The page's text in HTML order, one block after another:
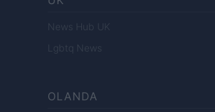
News Hub UK
Lgbtq News
OLANDA